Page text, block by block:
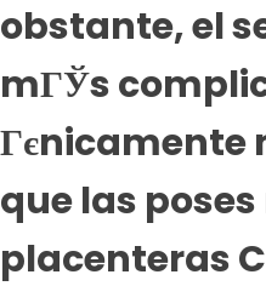
obstante, el
mГЎs
que las
placenteras